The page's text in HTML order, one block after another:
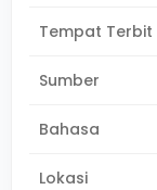
Tempat Terbit
Sumber
Bahasa
Lokasi